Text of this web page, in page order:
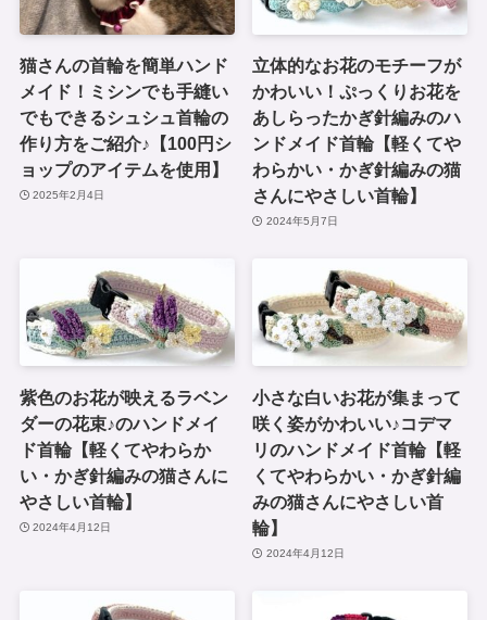
猫さんの首輪を簡単ハンド
メイド！ミシンでも手縫い
でもできるシュシュ首輪の
作り方をご紹介♪【100円シ
ョップのアイテムを使用】
2025年2月4日
立体的なお花のモチーフが
かわいい！ぷっくりお花を
あしらったかぎ針編みのハ
ンドメイド首輪【軽くてや
わらかい・かぎ針編みの猫
さんにやさしい首輪】
2024年5月7日
紫色のお花が映えるラベン
ダーの花束♪のハンドメイ
ド首輪【軽くてやわらか
い・かぎ針編みの猫さんに
やさしい首輪】
2024年4月12日
小さな白いお花が集まって
咲く姿がかわいい♪コデマ
リのハンドメイド首輪【軽
くてやわらかい・かぎ針編
みの猫さんにやさしい首
輪】
2024年4月12日